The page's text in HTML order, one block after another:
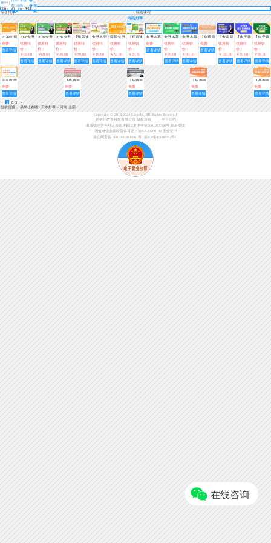
本 河南
登
录导
航
综合排序
筛选课程
精选好课
2026统招
专升本40
天速记专
升本单词
免费
查看详情
2026专升
本春季
班-0基础
入门（英
语）【已
结课】
优惠特
价：
￥69.00
查看详情
2026专升
本春季
班-0基础
入门（数
学）【已
结课】
优惠特
价：
￥69.00
查看详情
2026专升
本春季
班-0基础
入门（语
文）【已
结课】
优惠特
价：
￥49.00
查看详情
【现货速
发】
2013-
2023河南
题汇编
优惠特
价：
￥59.00
查看详情
专升本记
单词—
(趣味小
课堂)
优惠特
价：
￥19.90
查看详情
应届专升
本初级入
门（英
语）视频
+资料
优惠特
价：
￥59.90
查看详情
【现货速
发】全国
专升本英
语词汇一
本好词
优惠特
价：
￥29.90
查看详情
专升本英
语核心单
词速记练
习3000题
免费
查看详情
专升本英
语词汇训
练营（第
一期）
优惠特
价：
￥99.00
查看详情
专升本英
语词汇训
练营（第
二期）陈
能Allen
优惠特
价：
￥99.00
查看详情
【免费资
料】高等
数学基础
必背公式
免费
查看详情
【专项提
分】专升
本英语阅
读专项训
练营
优惠特
价：
￥169.00
查看详情
【电子题
库】大学
英语高分
专项突破
800题
优惠特
价：
￥39.00
查看详情
【电子题
库】大学
英语语法
与词汇
600题
优惠特
价：
￥39.00
查看详情
高等数学
基础公式
测试题
免费
查看详情
【免费资
料】大学
语文必背
知识点汇
免费
查看详情
【免费资
料】大学
英语写作
范文
免费
查看详情
【免费资
料】大学
英语高频
短语搭配
免费
查看详情
【免费资
料】大学
英语常用
介词短语
免费
查看详情
< 1 2 3
>
当前位置：易学仕在线> 升本好课 > 河南 全部
Copyright © 2018-2024 Exueshi. All Rights Reserved.
易学仕教育科技有限公司 版权所有
平台公约
出版物经营许可证渝南岸新出发书字第5001087306号
刷新页面
增值电信业务经营许可证：渝B2-20200188 安全证书
渝公网安备 50010802003061号
渝ICP备15008282号-1